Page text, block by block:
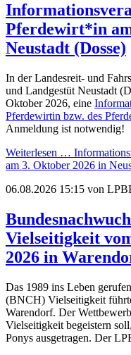
Pferdewirt*in
Neustadt (Dosse)
In der Landesreit- und
und Landgestüt Neustadt
Oktober 2026, eine
Pferdewirtin bzw. des
Anmeldung ist notwendig!
Weiterlesen …
am 3. Oktober 2026 in
06.08.2026 15:15 von
Vielseitigkeit
2026 in
Das 1989 ins Leben
(BNCH) Vielseitigkeit
Warendorf. Der
Vielseitigkeit begeistern
Ponys ausgetragen. Der